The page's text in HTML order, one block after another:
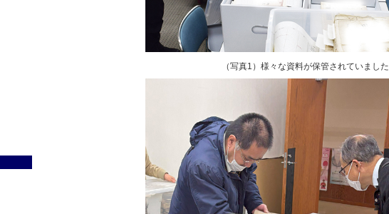
（写真1）様々な資料が保管されていました